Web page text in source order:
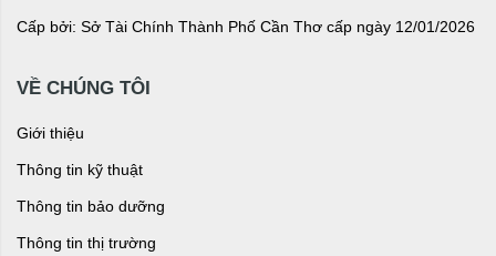
Cấp bởi: Sở Tài Chính Thành Phố Cần Thơ cấp ngày 12/01/2026
VỀ CHÚNG TÔI
Giới thiệu
Thông tin kỹ thuật
Thông tin bảo dưỡng
Thông tin thị trường